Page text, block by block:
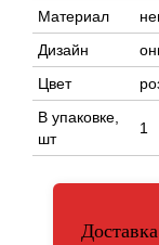
Материал
Дизайн
Цвет
В упаковке,
шт
1